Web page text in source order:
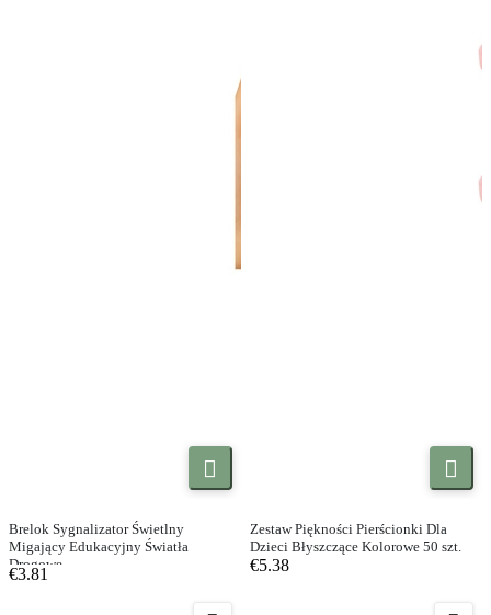

Brelok Sygnalizator Świetlny
Migający Edukacyjny Światła
Drogowe
€3.81

Zestaw Piękności Pierścionki Dla
Dzieci Błyszczące Kolorowe 50 szt.
€5.38